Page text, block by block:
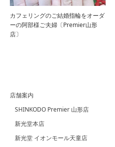
カフェリングのご結婚指輪をオーダ
ーの阿部様ご夫婦〔Premier山形
店〕
店舗案内
SHINKODO Premier 山形店
新光堂本店
新光堂 イオンモール天童店